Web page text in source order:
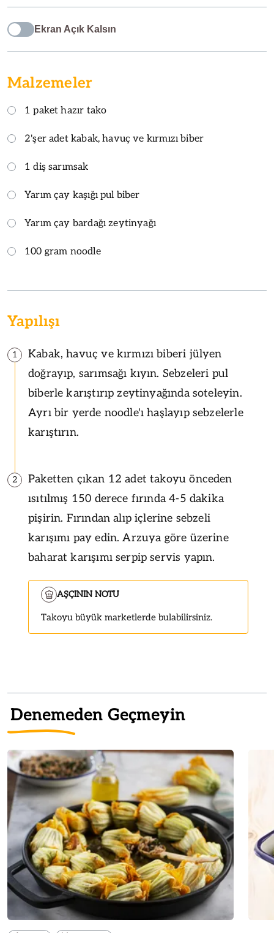
Ekran Açık Kalsın
Malzemeler
1 paket hazır tako
2'şer adet kabak, havuç ve kırmızı biber
1 diş sarımsak
Yarım çay kaşığı pul biber
Yarım çay bardağı zeytinyağı
100 gram noodle
Yapılışı
1
Kabak, havuç ve kırmızı biberi jülyen
doğrayıp, sarımsağı kıyın. Sebzeleri pul
biberle karıştırıp zeytinyağında soteleyin.
Ayrı bir yerde noodle'ı haşlayıp sebzelerle
karıştırın.
2
Paketten çıkan 12 adet takoyu önceden
ısıtılmış 150 derece fırında 4-5 dakika
pişirin. Fırından alıp içlerine sebzeli
karışımı pay edin. Arzuya göre üzerine
baharat karışımı serpip servis yapın.
AŞÇININ NOTU
Takoyu büyük marketlerde bulabilirsiniz.
Denemeden Geçmeyin